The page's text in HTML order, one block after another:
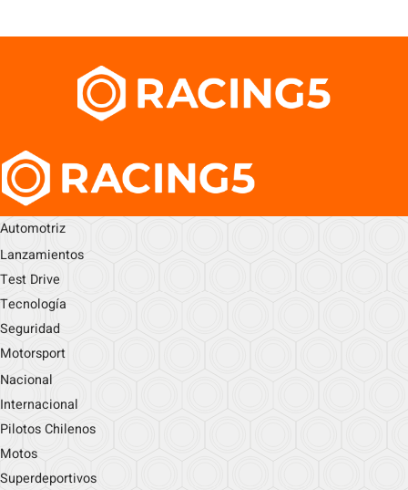
Automotriz
Lanzamientos
Test Drive
Tecnología
Seguridad
Motorsport
Nacional
Internacional
Pilotos Chilenos
Motos
Superdeportivos